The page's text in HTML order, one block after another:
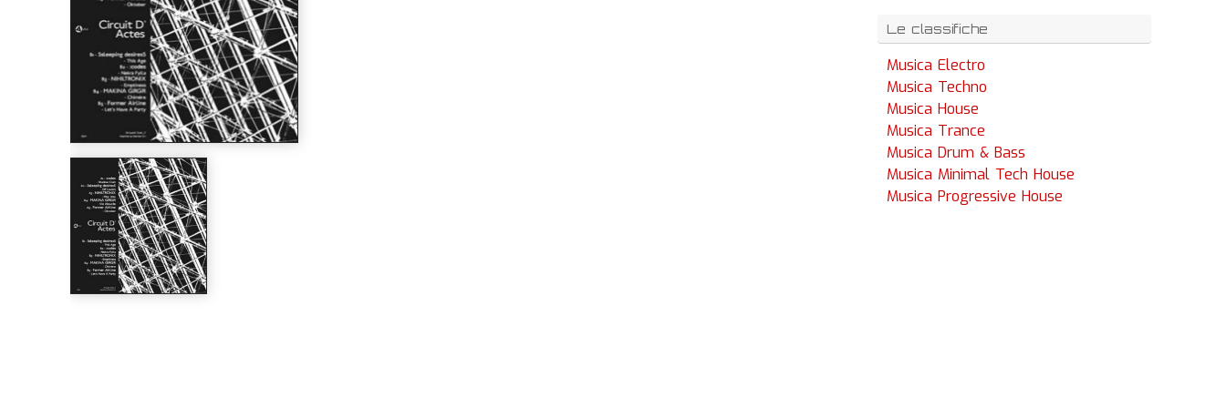
Le classifiche
Musica Electro
Musica Techno
Musica House
Musica Trance
Musica Drum & Bass
Musica Minimal Tech House
Musica Progressive House